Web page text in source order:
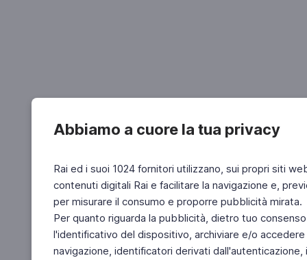
Abbiamo a cuore la tua privacy
Rai ed i suoi 1024 fornitori utilizzano, sui propri siti
contenuti digitali Rai e facilitare la navigazione e,
per misurare il consumo e proporre pubblicità mirata.
Per quanto riguarda la pubblicità, dietro tuo
l'identificativo del dispositivo, archiviare e/o
navigazione, identificatori derivati